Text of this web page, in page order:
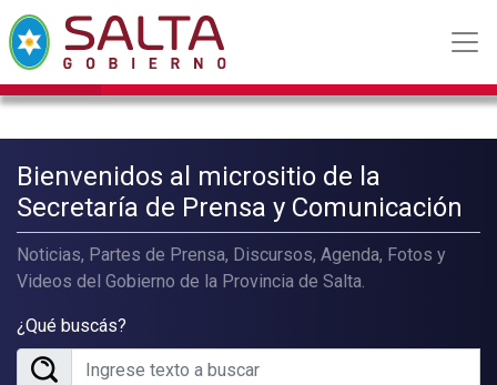
Bienvenidos al micrositio de la
Secretaría de Prensa y Comunicación
Noticias, Partes de Prensa, Discursos, Agenda, Fotos y
Videos del Gobierno de la Provincia de Salta.
¿Qué buscás?